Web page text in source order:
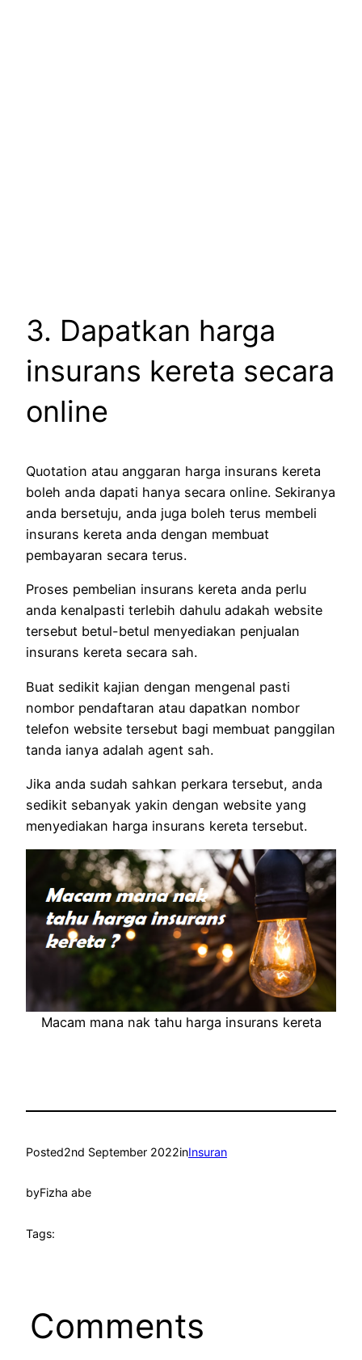
3. Dapatkan harga
insurans kereta secara
online
Quotation atau anggaran harga insurans kereta
boleh anda dapati hanya secara online. Sekiranya
anda bersetuju, anda juga boleh terus membeli
insurans kereta anda dengan membuat
pembayaran secara terus.
Proses pembelian insurans kereta anda perlu
anda kenalpasti terlebih dahulu adakah website
tersebut betul-betul menyediakan penjualan
insurans kereta secara sah.
Buat sedikit kajian dengan mengenal pasti
nombor pendaftaran atau dapatkan nombor
telefon website tersebut bagi membuat panggilan
tanda ianya adalah agent sah.
Jika anda sudah sahkan perkara tersebut, anda
sedikit sebanyak yakin dengan website yang
menyediakan harga insurans kereta tersebut.
Macam mana nak tahu harga insurans kereta
Posted2nd September 2022inInsuran
byFizha abe
Tags:
Comments